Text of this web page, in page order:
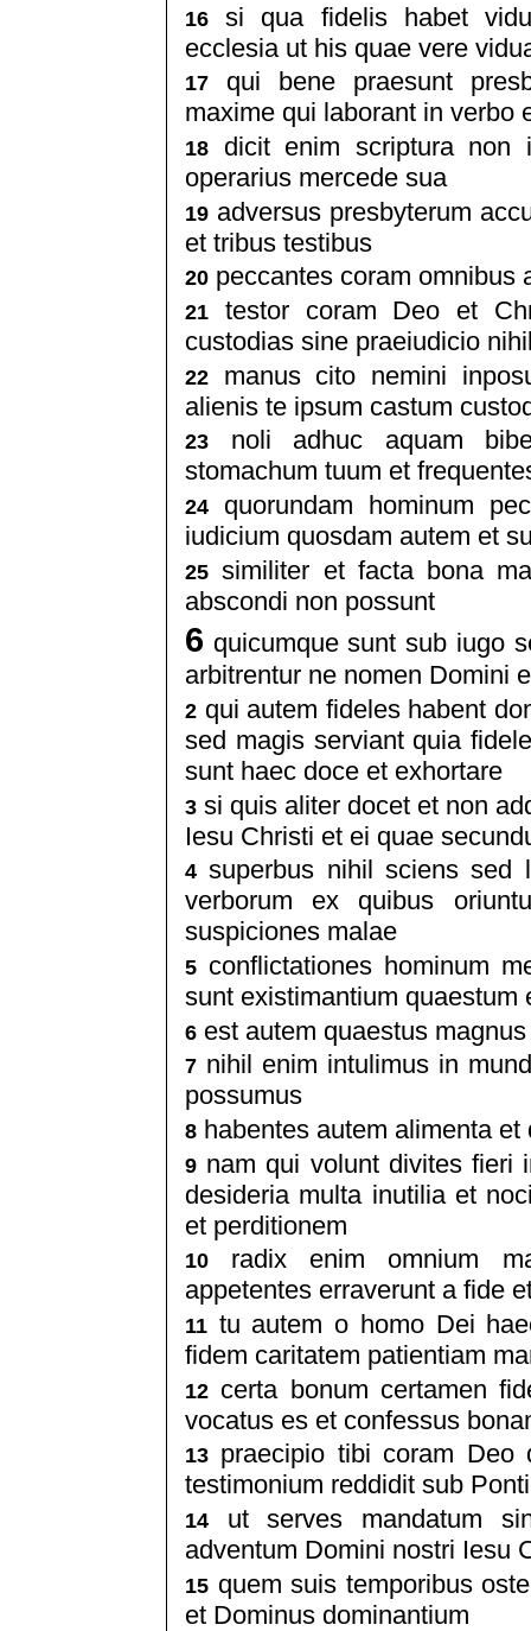
16
si qua fidelis habet
ecclesia ut his quae vere
17
qui bene praesunt
maxime qui laborant in verbo
18
dicit enim scriptura non
operarius mercede sua
19 adversus presbyterum
et tribus testibus
20 peccantes coram omnibus
21
testor coram Deo et
custodias sine praeiudicio
22
manus cito nemini
alienis te ipsum castum
23
noli adhuc aquam
stomachum tuum et
24
quorundam hominum
iudicium quosdam autem et
25 similiter et facta bona
abscondi non possunt
6 quicumque sunt sub iugo
arbitrentur ne nomen Domini
2 qui autem fideles habent
sed magis serviant quia
sunt haec doce et exhortare
3 si quis aliter docet et non
Iesu Christi et ei quae
4 superbus nihil sciens sed
verborum ex quibus
suspiciones malae
5 conflictationes hominum
sunt existimantium quaestum
6 est autem quaestus
7 nihil enim intulimus in
possumus
8 habentes autem alimenta
9 nam qui volunt divites fieri
desideria multa inutilia et
et perditionem
10
radix enim omnium
appetentes erraverunt a fide
11 tu autem o homo Dei
fidem caritatem patientiam
12 certa bonum certamen
vocatus es et confessus
13 praecipio tibi coram
testimonium reddidit sub
14
ut serves mandatum
adventum Domini nostri Iesu
15 quem suis temporibus
et Dominus dominantium